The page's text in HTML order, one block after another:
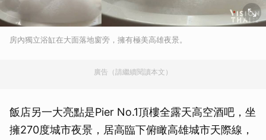
房內獨立浴缸在大面落地窗旁，擁有極美高雄夜景。
廣告（請繼續閱讀本文）
飯店另一大亮點是Pier No.1頂樓全露天高空酒吧，坐
擁270度城市夜景，居高臨下俯瞰高雄城市天際線，